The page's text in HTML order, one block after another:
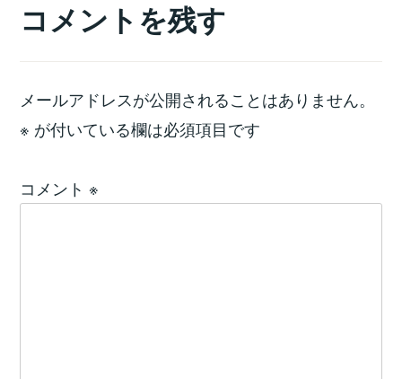
コメントを残す
メールアドレスが公開されることはありません。
※ が付いている欄は必須項目です
コメント ※